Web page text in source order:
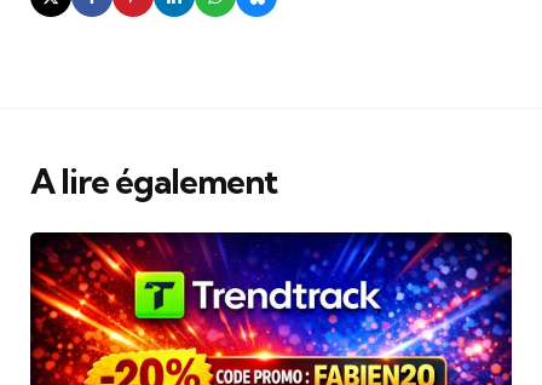
A lire également